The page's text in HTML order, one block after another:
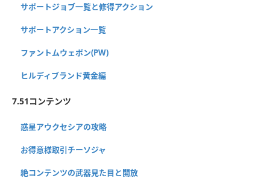
サポートジョブ一覧と修得アクション
サポートアクション一覧
ファントムウェポン(PW)
ヒルディブランド黄金編
7.51コンテンツ
惑星アウクセシアの攻略
お得意様取引チーソジャ
絶コンテンツの武器見た目と開放